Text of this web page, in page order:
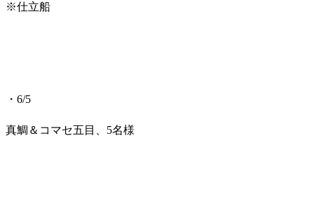
※仕立船
・6/5
真鯛＆コマセ五目、5名様